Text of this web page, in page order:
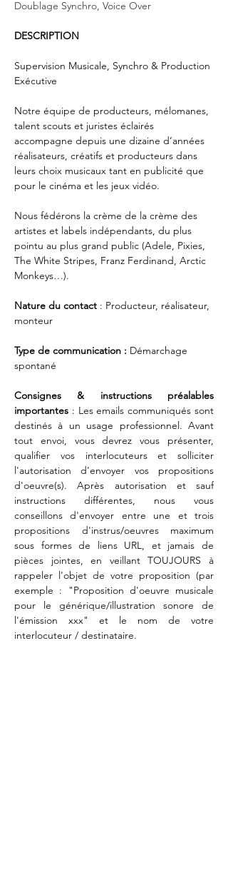
Doublage Synchro, Voice Over
DESCRIPTION
Supervision Musicale, Synchro & Production
Exécutive
Notre équipe de producteurs, mélomanes,
talent scouts et juristes éclairés
accompagne depuis une dizaine d’années
réalisateurs, créatifs et producteurs dans
leurs choix musicaux tant en publicité que
pour le cinéma et les jeux vidéo.
Nous fédérons la crème de la crème des
artistes et labels indépendants, du plus
pointu au plus grand public (Adele, Pixies,
The White Stripes, Franz Ferdinand, Arctic
Monkeys…).
Nature du contact : Producteur, réalisateur,
monteur
Type de communication : Démarchage
spontané
Consignes & instructions préalables
importantes : Les emails communiqués sont
destinés à un usage professionnel. Avant
tout envoi, vous devrez vous présenter,
qualifier vos interlocuteurs et solliciter
l'autorisation d'envoyer vos propositions
d'oeuvre(s). Après autorisation et sauf
instructions différentes, nous vous
conseillons d'envoyer entre une et trois
propositions d'instrus/oeuvres maximum
sous formes de liens URL, et jamais de
pièces jointes, en veillant TOUJOURS à
rappeler l'objet de votre proposition (par
exemple : "Proposition d'oeuvre musicale
pour le générique/illustration sonore de
l'émission xxx" et le nom de votre
interlocuteur / destinataire.